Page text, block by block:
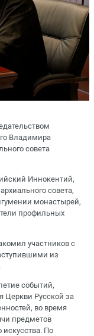
Владимира
совета
Иннокентий,
совета,
монастырей,
профильных
участников с
из
событий,
Церкви Русской за
во время
предметов
По